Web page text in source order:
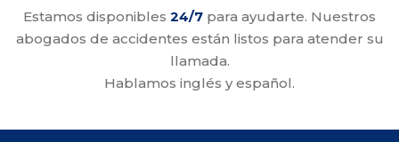
Estamos disponibles 24/7 para ayudarte. Nuestros
abogados de accidentes están listos para atender su
llamada.
Hablamos inglés y español.